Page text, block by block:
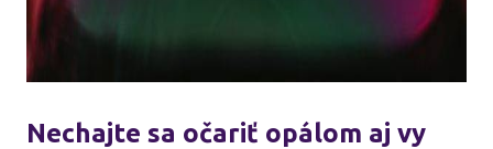
Nechajte sa očariť opálom aj vy